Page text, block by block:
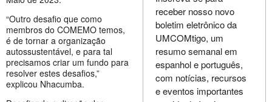
receber nosso novo
boletim eletrônico da
UMCOMtigo, um
resumo semanal em
espanhol e português,
com notícias, recursos
e eventos importantes
“Outro desafio que como
membros do COMEMO temos,
é de tornar a organização
autossustentável, e para tal
precisamos criar um fundo para
resolver estes desafios,”
explicou Nhacumba.